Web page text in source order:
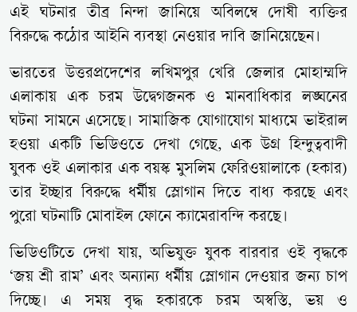
এই ঘটনার তীব্র নিন্দা জানিয়ে অবিলম্বে দোষী ব্যক্তির
বিরুদ্ধে কঠোর আইনি ব্যবস্থা নেওয়ার দাবি জানিয়েছেন।
ভারতের উত্তরপ্রদেশের লখিমপুর খেরি জেলার মোহাম্মদি
এলাকায় এক চরম উদ্বেগজনক ও মানবাধিকার লঙ্ঘনের
ঘটনা সামনে এসেছে। সামাজিক যোগাযোগ মাধ্যমে ভাইরাল
হওয়া একটি ভিডিওতে দেখা গেছে, এক উগ্র হিন্দুত্ববাদী
যুবক ওই এলাকার এক বয়স্ক মুসলিম ফেরিওয়ালাকে (হকার)
তার ইচ্ছার বিরুদ্ধে ধর্মীয় স্লোগান দিতে বাধ্য করছে এবং
পুরো ঘটনাটি মোবাইল ফোনে ক্যামেরাবন্দি করছে।
ভিডিওটিতে দেখা যায়, অভিযুক্ত যুবক বারবার ওই বৃদ্ধকে
‘জয় শ্রী রাম’ এবং অন্যান্য ধর্মীয় স্লোগান দেওয়ার জন্য চাপ
দিচ্ছে। এ সময় বৃদ্ধ হকারকে চরম অস্বস্তি, ভয় ও